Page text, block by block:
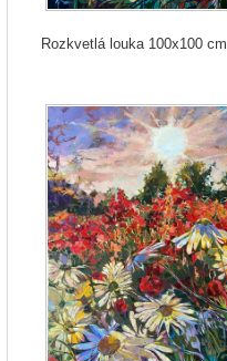
Rozkvetlá louka 100x100 cm